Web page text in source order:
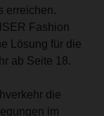
erreichen.
Fashion
Lösung für die
ab Seite 18.
die
im